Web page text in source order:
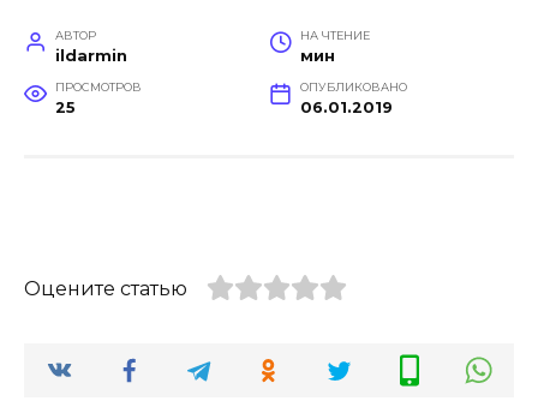
АВТОР
ildarmin
НА ЧТЕНИЕ
мин
ПРОСМОТРОВ
25
ОПУБЛИКОВАНО
06.01.2019
Оцените статью